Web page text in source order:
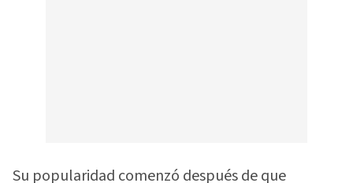
Su popularidad comenzó después de que